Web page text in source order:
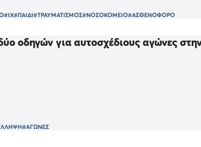
#ΙΧ#ΠΑΙΔΙ#ΤΡΑΥΜΑΤΙΣΜΟΣ#ΝΟΣΟΚΟΜΕΙΟ#ΑΣΘΕΝΟΦΟΡΟ
οδηγών για αυτοσχέδιους αγώνες
#ΑΓΩΝΕΣ